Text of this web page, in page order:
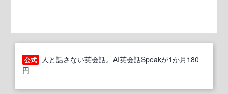
公式
人と話さない英会話。AI英会話Speakが1か月180
円